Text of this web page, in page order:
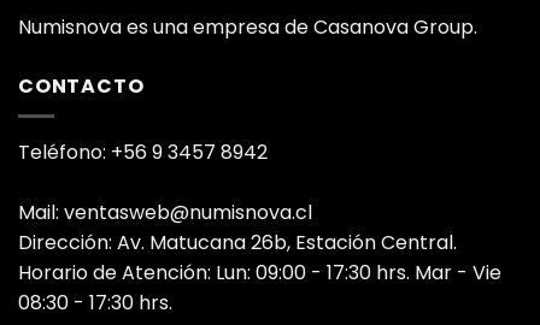
Numisnova es una empresa de Casanova Group.
CONTACTO
Teléfono: +56 9 3457 8942
Mail: ventasweb@numisnova.cl
Dirección: Av. Matucana 26b, Estación Central.
Horario de Atención: Lun: 09:00 - 17:30 hrs. Mar - Vie
08:30 - 17:30 hrs.